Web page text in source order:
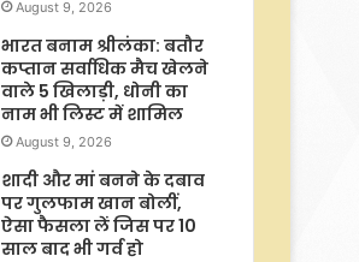
August 9, 2026
भारत बनाम श्रीलंका: बतौर
कप्तान सर्वाधिक मैच खेलने
वाले 5 खिलाड़ी, धोनी का
नाम भी लिस्ट में शामिल
August 9, 2026
शादी और मां बनने के दबाव
पर गुलफाम खान बोलीं,
ऐसा फैसला लें जिस पर 10
साल बाद भी गर्व हो